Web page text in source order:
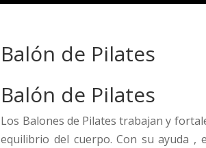
Balón de Pilates
Balón de Pilates
Los Balones de Pilates trabajan y
equilibrio del cuerpo. Con su ayuda ,